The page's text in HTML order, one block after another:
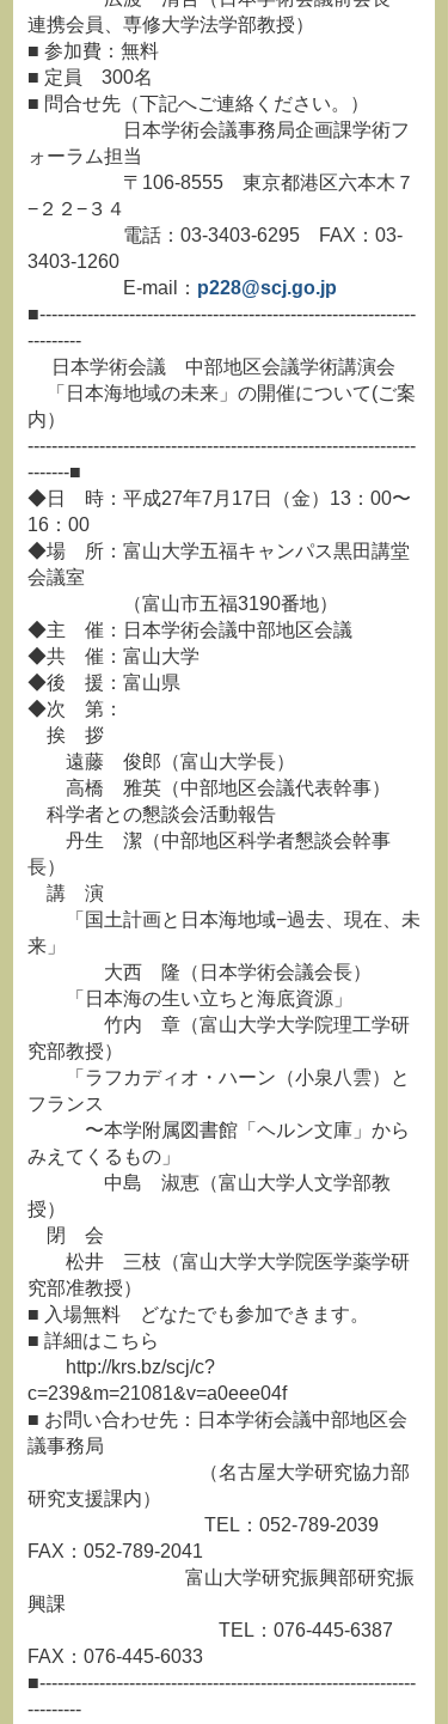
連携会員、専修大学法学部教授）
■ 参加費：無料
■ 定員 300名
■ 問合せ先（下記へご連絡ください。）
日本学術会議事務局企画課学術フ
ォーラム担当
〒106-8555 東京都港区六本木７
−２２−３４
電話：03-3403-6295 FAX：03-
3403-1260
E-mail： p228@scj.go.jp
■---------------------------------------------------------------
---------
日本学術会議 中部地区会議学術講演会
「日本海地域の未来」の開催について(ご案
内）
-----------------------------------------------------------------
-------■
◆日 時：平成27年7月17日（金）13：00〜
16：00
◆場 所：富山大学五福キャンパス黒田講堂
会議室
（富山市五福3190番地）
◆主 催：日本学術会議中部地区会議
◆共 催：富山大学
◆後 援：富山県
◆次 第：
挨 拶
遠藤 俊郎（富山大学長）
高橋 雅英（中部地区会議代表幹事）
科学者との懇談会活動報告
丹生 潔（中部地区科学者懇談会幹事
長）
講 演
「国土計画と日本海地域−過去、現在、未
来」
大西 隆（日本学術会議会長）
「日本海の生い立ちと海底資源」
竹内 章（富山大学大学院理工学研
究部教授）
「ラフカディオ・ハーン（小泉八雲）と
フランス
〜本学附属図書館「ヘルン文庫」から
みえてくるもの」
中島 淑恵（富山大学人文学部教
授）
閉 会
松井 三枝（富山大学大学院医学薬学研
究部准教授）
■ 入場無料 どなたでも参加できます。
■ 詳細はこちら
http://krs.bz/scj/c?
c=239&m=21081&v=a0eee04f
■ お問い合わせ先：日本学術会議中部地区会
議事務局
（名古屋大学研究協力部
研究支援課内）
TEL：052-789-2039
FAX：052-789-2041
富山大学研究振興部研究振
興課
TEL：076-445-6387
FAX：076-445-6033
■---------------------------------------------------------------
---------